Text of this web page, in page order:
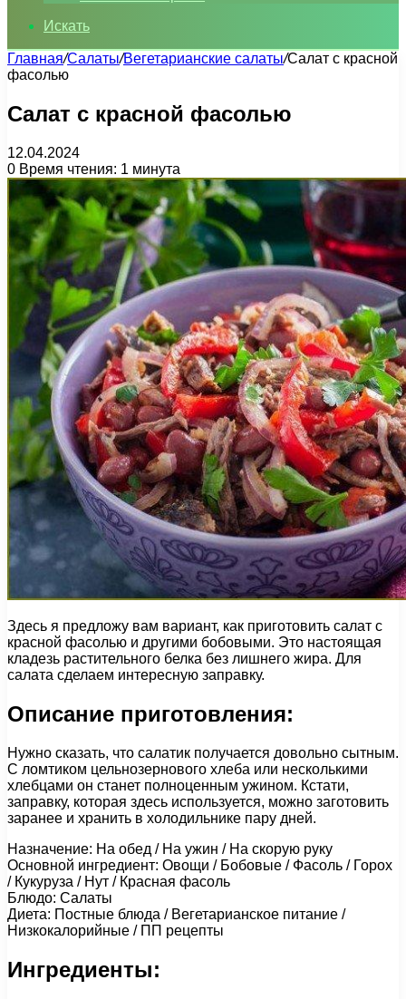
Искать
Главная/Салаты/Вегетарианские салаты/Салат с красной
фасолью
Салат с красной фасолью
12.04.2024
0 Время чтения: 1 минута
Здесь я предложу вам вариант, как приготовить салат с
красной фасолью и другими бобовыми. Это настоящая
кладезь растительного белка без лишнего жира. Для
салата сделаем интересную заправку.
Описание приготовления:
Нужно сказать, что салатик получается довольно сытным.
С ломтиком цельнозернового хлеба или несколькими
хлебцами он станет полноценным ужином. Кстати,
заправку, которая здесь используется, можно заготовить
заранее и хранить в холодильнике пару дней.
Назначение: На обед / На ужин / На скорую руку
Основной ингредиент: Овощи / Бобовые / Фасоль / Горох
/ Кукуруза / Нут / Красная фасоль
Блюдо: Салаты
Диета: Постные блюда / Вегетарианское питание /
Низкокалорийные / ПП рецепты
Ингредиенты: